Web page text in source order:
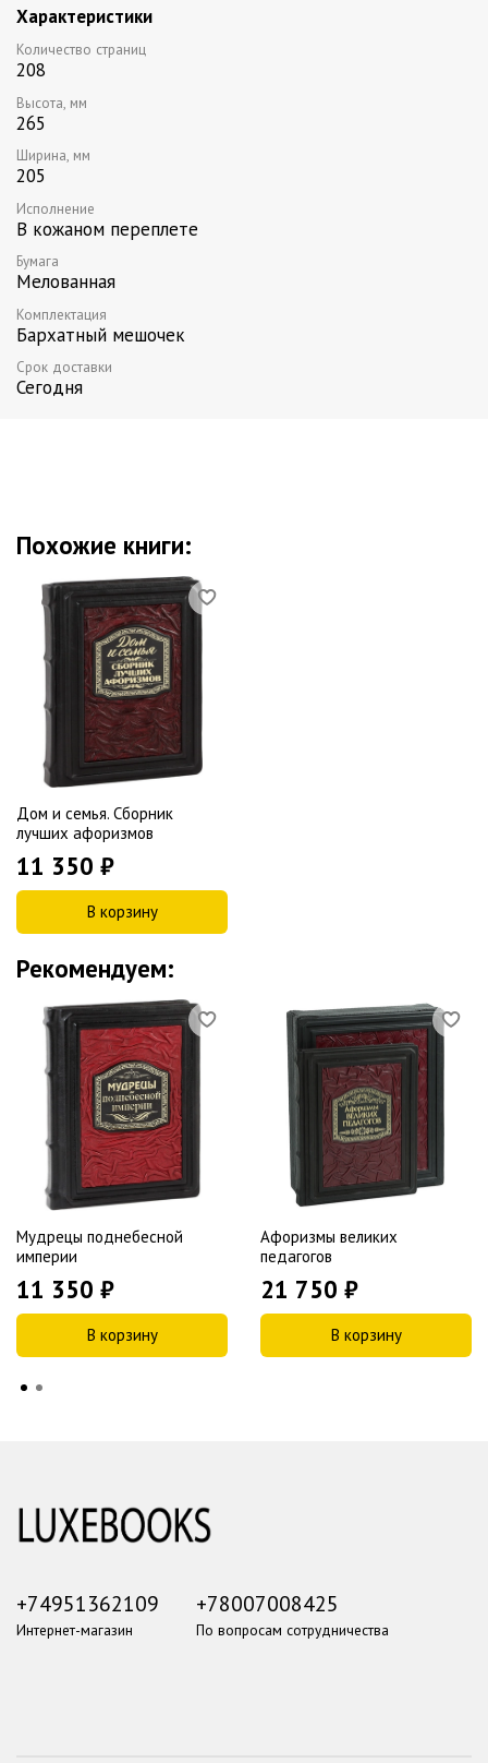
бесценный опыт, классические методы и теории воспитания
остаются актуальными в настоящее время и будут
востребованы еще долгие годы.
Издание адресовано всем, кто интересуется вопросами
воспитания, и станет прекрасным подарком учителям,
Исполнение: переплет из натуральной кожи, металл: черненая
Характеристики
Количество страниц
208
Высота, мм
265
Ширина, мм
205
Исполнение
В кожаном переплете
Бумага
Мелованная
Комплектация
Бархатный мешочек
Срок доставки
Сегодня
Похожие книги:
Дом и семья. Сборник
лучших афоризмов
11 350 ₽
В корзину
Рекомендуем:
Мудрецы поднебесной
империи
11 350 ₽
В корзину
Афоризмы великих
педагогов
21 750 ₽
В корзину
+74951362109
Интернет-магазин
+78007008425
По вопросам сотрудничества